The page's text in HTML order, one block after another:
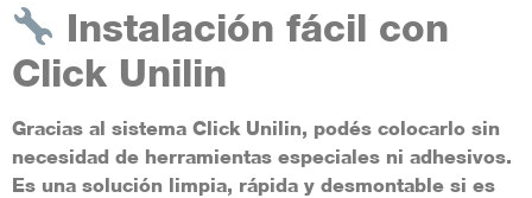
Instalación fácil con
Click Unilin
Gracias al sistema Click Unilin, podés colocarlo sin
necesidad de herramientas especiales ni adhesivos.
Es una solución limpia, rápida y desmontable si es